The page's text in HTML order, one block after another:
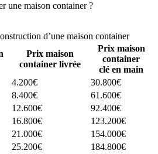
une maison container ?
d’une maison container
Prix maison
container livrée
Prix maison
container
clé en main
4.200€
30.800€
8.400€
61.600€
12.600€
92.400€
16.800€
123.200€
21.000€
154.000€
25.200€
184.800€